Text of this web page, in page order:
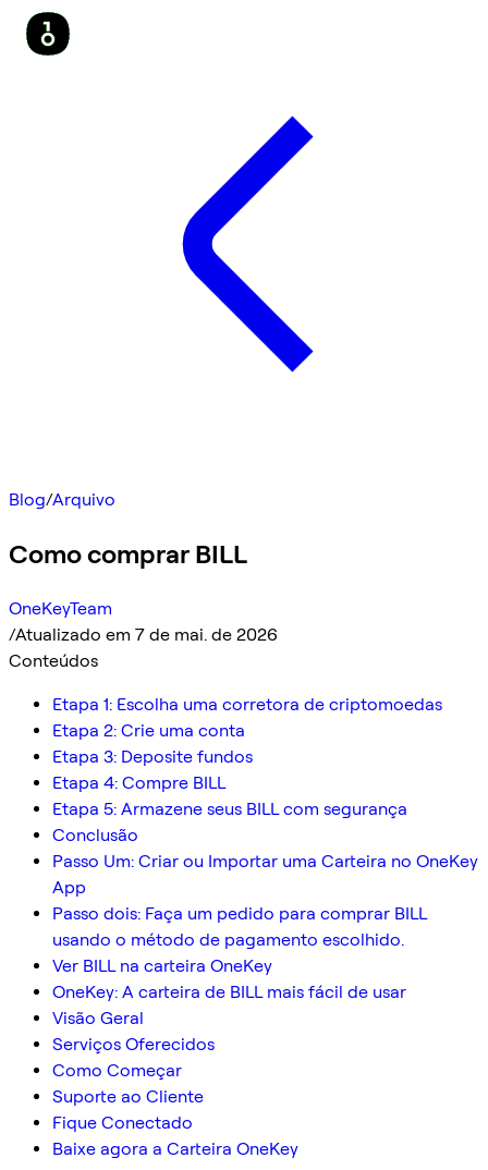
Blog/Arquivo
Como comprar BILL
OneKeyTeam
/Atualizado em 7 de mai. de 2026
Conteúdos
Etapa 1: Escolha uma corretora de criptomoedas
Etapa 2: Crie uma conta
Etapa 3: Deposite fundos
Etapa 4: Compre BILL
Etapa 5: Armazene seus BILL com segurança
Conclusão
Passo Um: Criar ou Importar uma Carteira no OneKey
App
Passo dois: Faça um pedido para comprar BILL
usando o método de pagamento escolhido.
Ver BILL na carteira OneKey
OneKey: A carteira de BILL mais fácil de usar
Visão Geral
Serviços Oferecidos
Como Começar
Suporte ao Cliente
Fique Conectado
Baixe agora a Carteira OneKey